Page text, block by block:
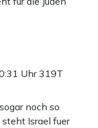
Uhr319T
noch so
Israel fuer